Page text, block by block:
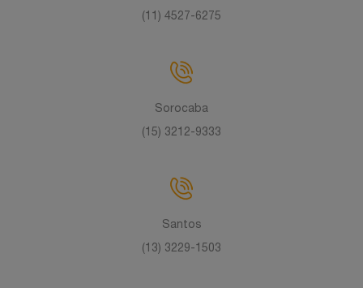
(11) 4527-6275
Sorocaba
(15) 3212-9333
Santos
(13) 3229-1503